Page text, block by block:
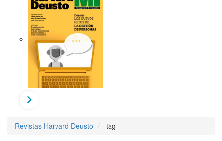
Revistas Harvard Deusto tag